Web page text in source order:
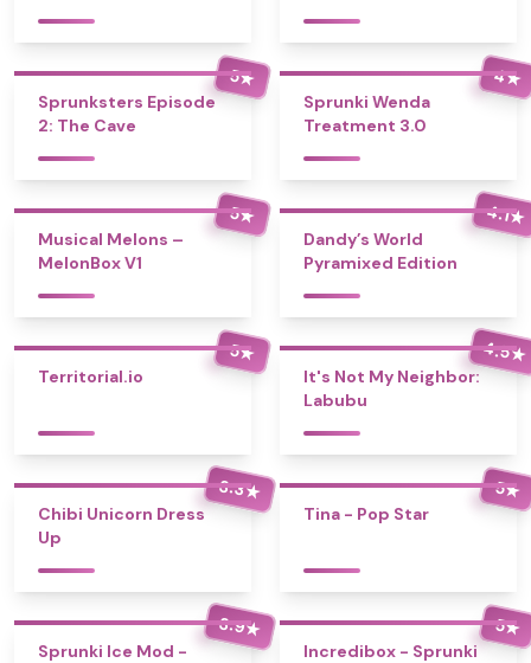
5★
Sprunksters Episode
2: The Cave
4★
Sprunki Wenda
Treatment 3.0
5★
Musical Melons –
MelonBox V1
4.1★
Dandy’s World
Pyramixed Edition
5★
Territorial.io
4.5★
It's Not My Neighbor:
Labubu
3.3★
Chibi Unicorn Dress
Up
5★
Tina - Pop Star
3.9★
Sprunki Ice Mod -
5★
Incredibox - Sprunki